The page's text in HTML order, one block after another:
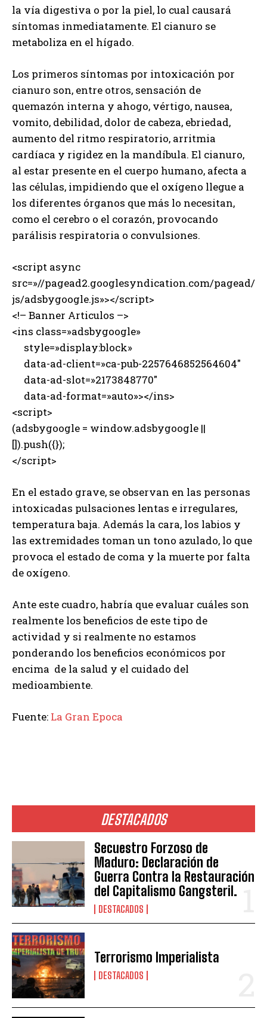
DESTACADOS
Secuestro Forzoso de
Maduro: Declaración de
Guerra Contra la Restauración
del Capitalismo Gangsteril.
DESTACADOS
Terrorismo Imperialista
DESTACADOS
la vía digestiva o por la piel, lo cual causará
síntomas inmediatamente. El cianuro se
metaboliza en el hígado.
Los primeros síntomas por intoxicación por
cianuro son, entre otros, sensación de
quemazón interna y ahogo, vértigo, nausea,
vomito, debilidad, dolor de cabeza, ebriedad,
aumento del ritmo respiratorio, arritmia
cardíaca y rigidez en la mandíbula. El cianuro,
al estar presente en el cuerpo humano, afecta a
las células, impidiendo que el oxígeno llegue a
los diferentes órganos que más lo necesitan,
como el cerebro o el corazón, provocando
parálisis respiratoria o convulsiones.
<script async
src=»//pagead2.googlesyndication.com/pagead/
js/adsbygoogle.js»></script>
<!– Banner Articulos –>
<ins class=»adsbygoogle»
style=»display:block»
data-ad-client=»ca-pub-2257646852564604″
data-ad-slot=»2173848770″
data-ad-format=»auto»></ins>
<script>
(adsbygoogle = window.adsbygoogle ||
[]).push({});
</script>
En el estado grave, se observan en las personas
intoxicadas pulsaciones lentas e irregulares,
temperatura baja. Además la cara, los labios y
las extremidades toman un tono azulado, lo que
provoca el estado de coma y la muerte por falta
de oxígeno.
Ante este cuadro, habría que evaluar cuáles son
realmente los beneficios de este tipo de
actividad y si realmente no estamos
ponderando los beneficios económicos por
encima de la salud y el cuidado del
medioambiente.
Fuente: La Gran Epoca